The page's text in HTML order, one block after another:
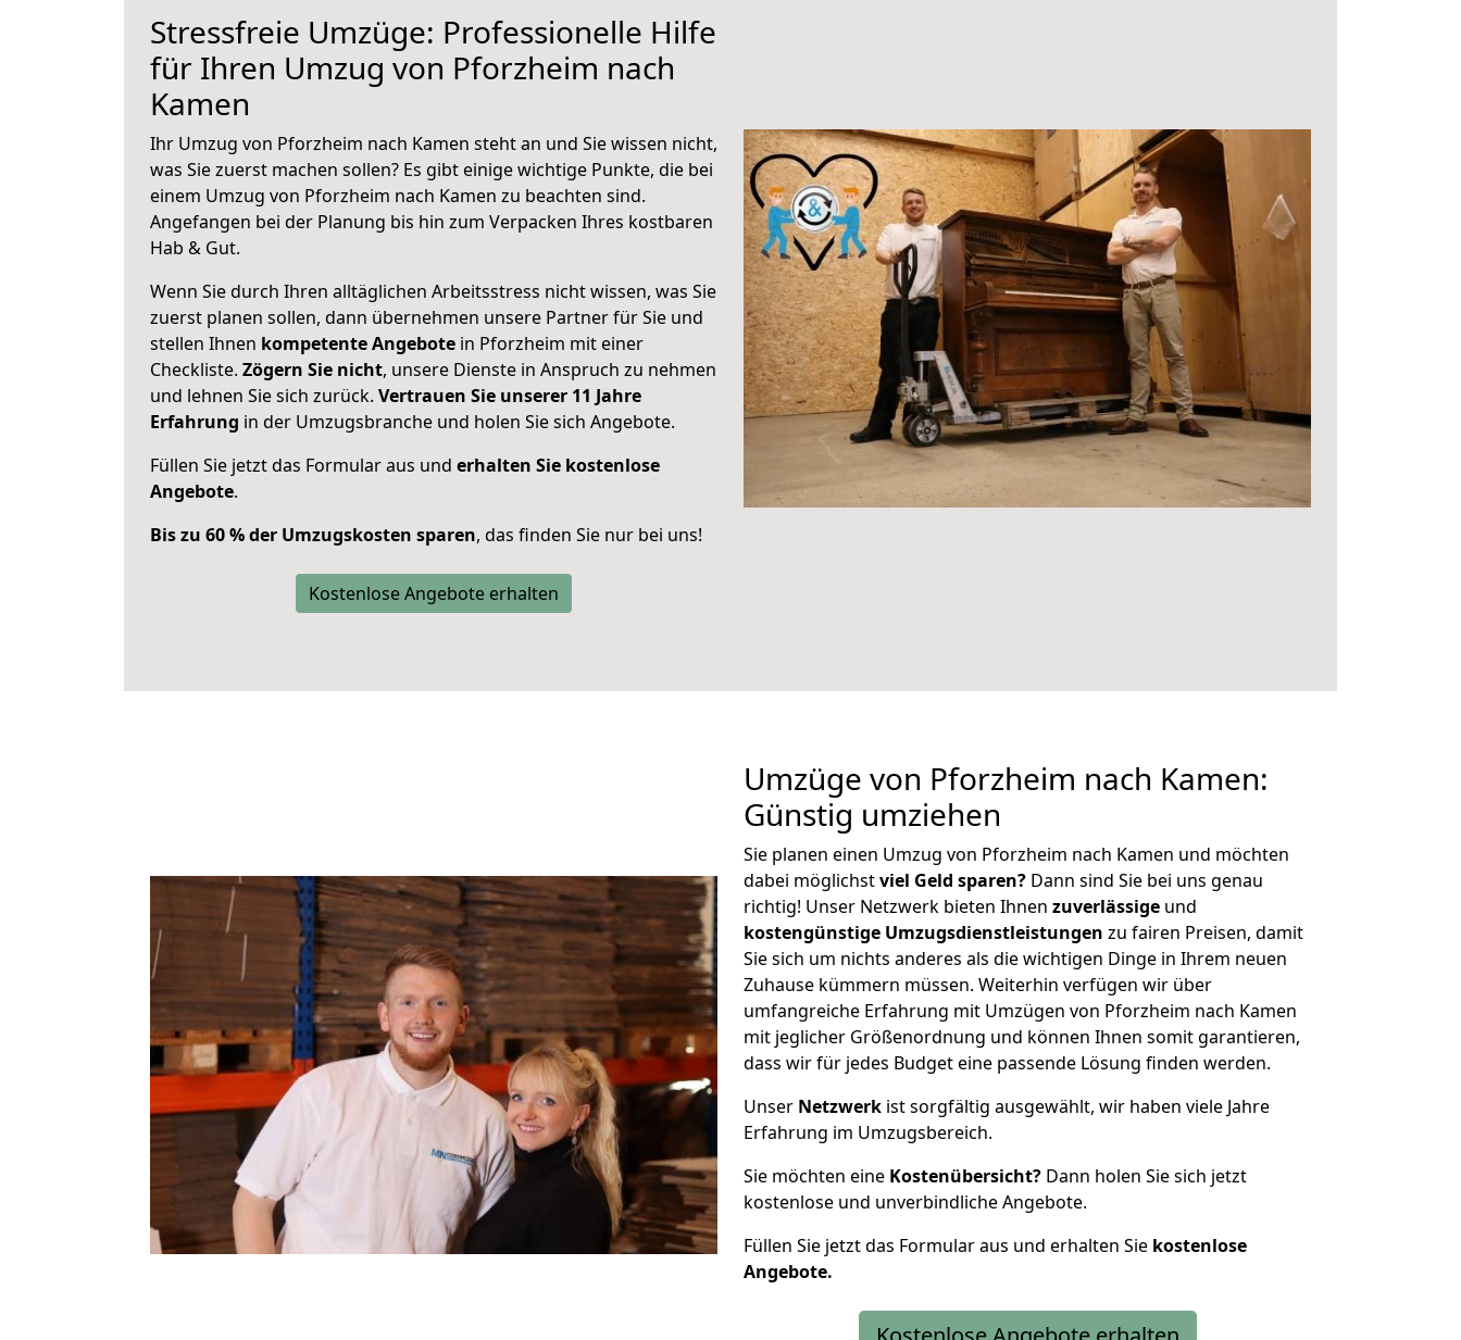
Stressfreie Umzüge: Professionelle Hilfe
für Ihren Umzug von Pforzheim nach
Kamen
Ihr Umzug von Pforzheim nach Kamen steht an und Sie wissen nicht,
was Sie zuerst machen sollen? Es gibt einige wichtige Punkte, die bei
einem Umzug von Pforzheim nach Kamen zu beachten sind.
Angefangen bei der Planung bis hin zum Verpacken Ihres kostbaren
Hab & Gut.
Wenn Sie durch Ihren alltäglichen Arbeitsstress nicht wissen, was Sie
zuerst planen sollen, dann übernehmen unsere Partner für Sie und
stellen Ihnen kompetente Angebote in Pforzheim mit einer
Checkliste. Zögern Sie nicht, unsere Dienste in Anspruch zu nehmen
und lehnen Sie sich zurück. Vertrauen Sie unserer 11 Jahre
Erfahrung in der Umzugsbranche und holen Sie sich Angebote.
Füllen Sie jetzt das Formular aus und erhalten Sie kostenlose
Angebote.
Bis zu 60 % der Umzugskosten sparen, das finden Sie nur bei uns!
Kostenlose Angebote erhalten
Umzüge von Pforzheim nach Kamen:
Günstig umziehen
Sie planen einen Umzug von Pforzheim nach Kamen und möchten
dabei möglichstviel Geld sparen? Dann sind Sie bei uns genau
richtig! Unser Netzwerk bieten Ihnen zuverlässige und
kostengünstige Umzugsdienstleistungen zu fairen Preisen, damit
Sie sich um nichts anderes als die wichtigen Dinge in Ihrem neuen
Zuhause kümmern müssen. Weiterhin verfügen wir über
umfangreiche Erfahrung mit Umzügen von Pforzheim nach Kamen
mit jeglicher Größenordnung und können Ihnen somit garantieren,
dass wir für jedes Budget eine passende Lösung finden werden.
Unser Netzwerk ist sorgfältig ausgewählt, wir haben viele Jahre
Erfahrung im Umzugsbereich.
Sie möchten eine Kostenübersicht? Dann holen Sie sich jetzt
kostenlose und unverbindliche Angebote.
Füllen Sie jetzt das Formular aus und erhalten Sie kostenlose
Angebote.